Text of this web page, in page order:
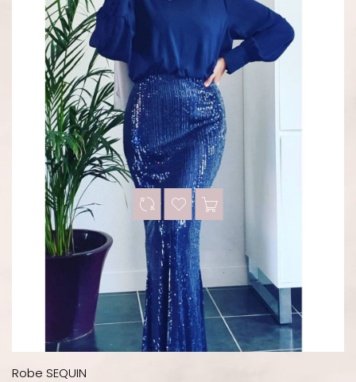
Robe SEQUIN